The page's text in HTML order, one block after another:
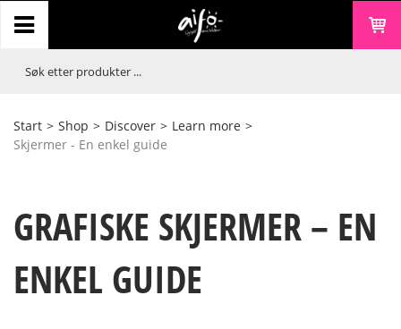
Start > Shop > Discover > Learn more >
Skjermer - En enkel guide
GRAFISKE SKJERMER – EN
ENKEL GUIDE